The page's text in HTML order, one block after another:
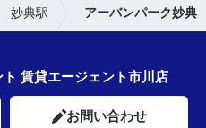
妙典駅 アーバンパーク妙典
賃貸エージェント市川店
お問い合わせ